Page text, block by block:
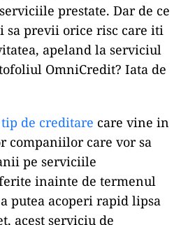
prestate. Dar de ce
sa previi orice risc care iti
apeland la serviciul
OmniCredit? Iata de
de creditare care vine in
companiilor care vor sa
pe serviciile
inainte de termenul
putea acoperi rapid lipsa
acest serviciu de